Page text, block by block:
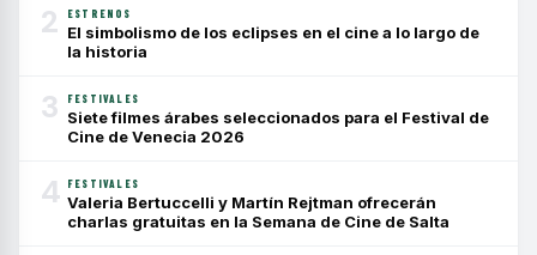
2 ESTRENOS
El simbolismo de los eclipses en el cine a lo largo de
la historia
3 FESTIVALES
Siete filmes árabes seleccionados para el Festival de
Cine de Venecia 2026
4 FESTIVALES
Valeria Bertuccelli y Martín Rejtman ofrecerán
charlas gratuitas en la Semana de Cine de Salta